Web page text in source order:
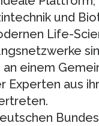
und
Life-
einem
Experten aus